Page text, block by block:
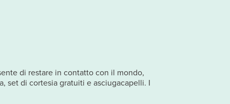
di restare in contatto con il mondo,
set di cortesia gratuiti e asciugacapelli. I